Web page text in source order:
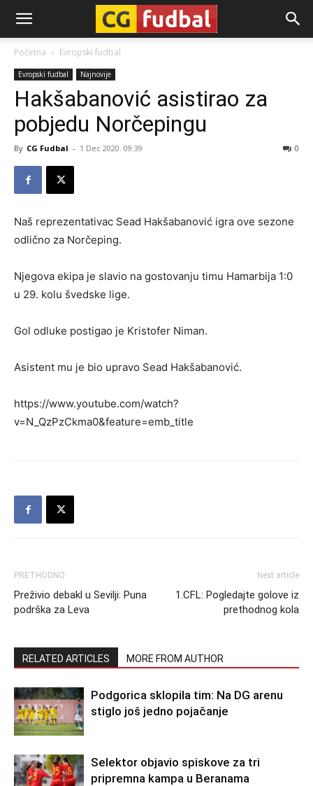
CG-
Fudbal
Početna Evropski fudbal
Evropski fudbal Najnovije
Hakšabanović asistirao za
pobjedu Norčepingu
By CG Fudbal - 1 Dec 2020. 09:39 0
Naš reprezentativac Sead Hakšabanović igra ove sezone
odlično za Norčeping.
Njegova ekipa je slavio na gostovanju timu Hamarbija 1:0
u 29. kolu švedske lige.
Gol odluke postigao je Kristofer Niman.
Asistent mu je bio upravo Sead Hakšabanović.
https://www.youtube.com/watch?
v=N_QzPzCkma0&feature=emb_title
PRETHODNO
Preživio debakl u Sevilji: Puna
podrška za Leva
Next article
1.CFL: Pogledajte golove iz
prethodnog kola
RELATED ARTICLES MORE FROM AUTHOR
Podgorica sklopila tim: Na DG arenu
stiglo još jedno pojačanje
Selektor objavio spiskove za tri
pripremna kampa u Beranama